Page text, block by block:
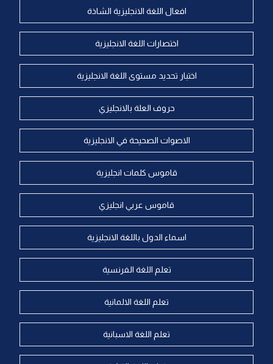
افعال اللغة الانجليزية الشاذة
اختصارات اللغة الانجليزية
اختبار تحديد مستوى اللغة الانجليزية
حروف العلة بالانجليزي
الاصوات الصحيحة في الانجليزية
قاموس كلمات انجليزية
قاموس عربي انجليزي
اسماء الدول باللغة الانجليزية
تعلم اللغة الفرنسية
تعلم اللغة الالمانية
تعلم اللغة الاسبانية